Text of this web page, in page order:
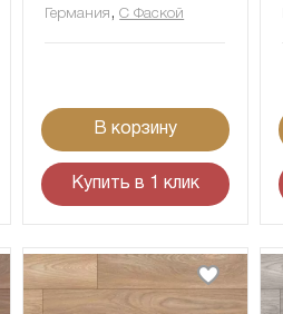
Германия ,С Фаской
В корзину
Купить в 1 клик